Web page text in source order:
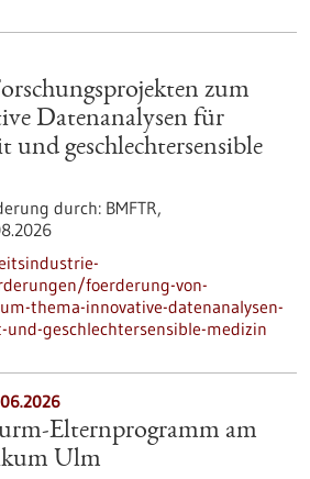
zum
Datenanalysen für
und geschlechtersensible
durch: BMFTR,
foerderung-von-
thema-innovative-datenanalysen-
geschlechtersensible-medizin
​Elternprogramm am
Ulm